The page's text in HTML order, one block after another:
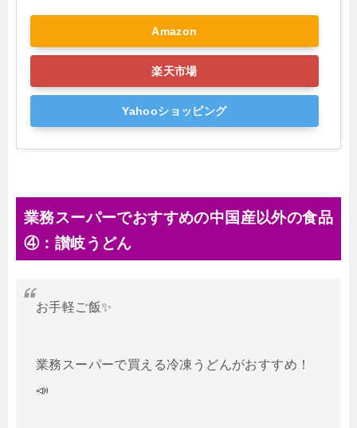
Amazon
楽天市場
Yahooショッピング
業務スーパーでおすすめの中国産以外の食品
④：讃岐うどん
お手軽ご飯✨
業務スーパーで買える冷凍うどんがおすすめ！
📣